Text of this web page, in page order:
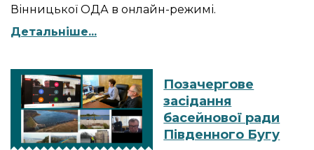
Вінницької ОДА в онлайн-режимі.
Детальніше...
Позачергове
засідання
басейнової ради
Південного Бугу